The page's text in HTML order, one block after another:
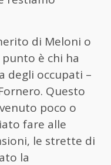
di Meloni o
punto è chi ha
degli occupati –
Questo
poco o
fare alle
le strette di
la